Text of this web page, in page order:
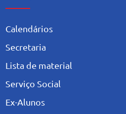
Calendários
Secretaria
L ista de material
Serviço Social
Ex-Alunos